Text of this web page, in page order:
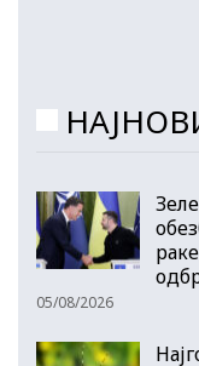
05/08/2026